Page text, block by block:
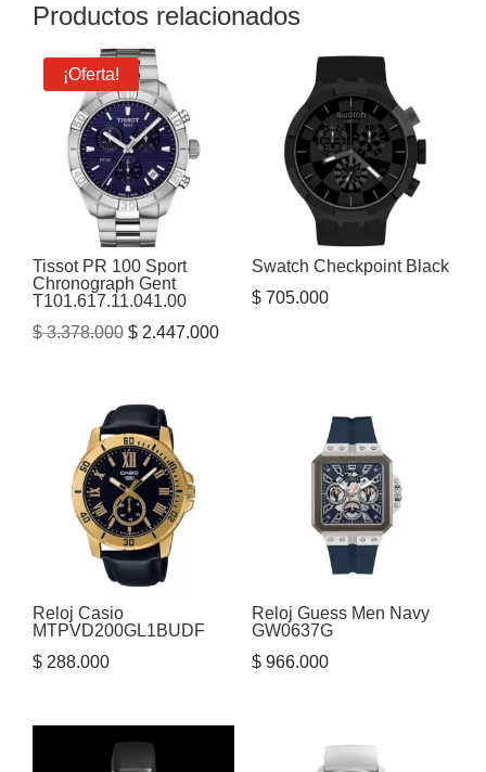
Productos relacionados
¡Oferta!
Tissot PR 100 Sport
Chronograph Gent
T101.617.11.041.00
$3.378.000 El
era:
$ 3.378.000.
$ 2.447.000El
Swatch Checkpoint Black
$705.000
Reloj Casio
MTPVD200GL1BUDF
$ 288.000
Reloj Guess Men Navy
GW0637G
$966.000